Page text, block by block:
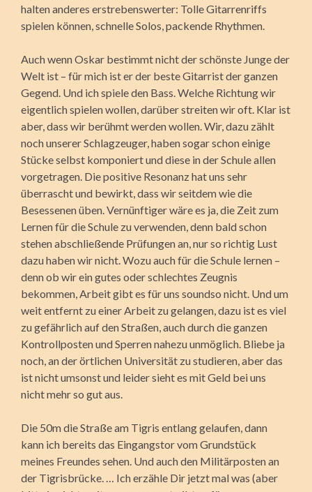
halten anderes erstrebenswerter: Tolle Gitarrenriffs
spielen können, schnelle Solos, packende Rhythmen.
Auch wenn Oskar bestimmt nicht der schönste Junge der
Welt ist – für mich ist er der beste Gitarrist der ganzen
Gegend. Und ich spiele den Bass. Welche Richtung wir
eigentlich spielen wollen, darüber streiten wir oft. Klar ist
aber, dass wir berühmt werden wollen. Wir, dazu zählt
noch unserer Schlagzeuger, haben sogar schon einige
Stücke selbst komponiert und diese in der Schule allen
vorgetragen. Die positive Resonanz hat uns sehr
überrascht und bewirkt, dass wir seitdem wie die
Besessenen üben. Vernünftiger wäre es ja, die Zeit zum
Lernen für die Schule zu verwenden, denn bald schon
stehen abschließende Prüfungen an, nur so richtig Lust
dazu haben wir nicht. Wozu auch für die Schule lernen –
denn ob wir ein gutes oder schlechtes Zeugnis
bekommen, Arbeit gibt es für uns soundso nicht. Und um
weit entfernt zu einer Arbeit zu gelangen, dazu ist es viel
zu gefährlich auf den Straßen, auch durch die ganzen
Kontrollposten und Sperren nahezu unmöglich. Bliebe ja
noch, an der örtlichen Universität zu studieren, aber das
ist nicht umsonst und leider sieht es mit Geld bei uns
nicht mehr so gut aus.
Die 50m die Straße am Tigris entlang gelaufen, dann
kann ich bereits das Eingangstor vom Grundstück
meines Freundes sehen. Und auch den Militärposten an
der Tigrisbrücke. … Ich erzähle Dir jetzt mal was (aber